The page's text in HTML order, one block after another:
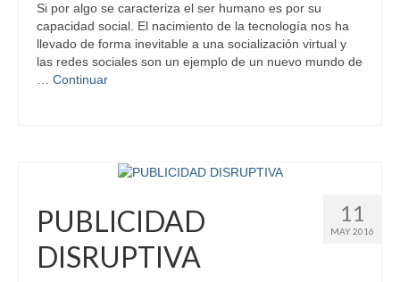
Si por algo se caracteriza el ser humano es por su
capacidad social. El nacimiento de la tecnología nos ha
llevado de forma inevitable a una socialización virtual y
las redes sociales son un ejemplo de un nuevo mundo de
Continuar
11
MAY 2016
PUBLICIDAD
DISRUPTIVA